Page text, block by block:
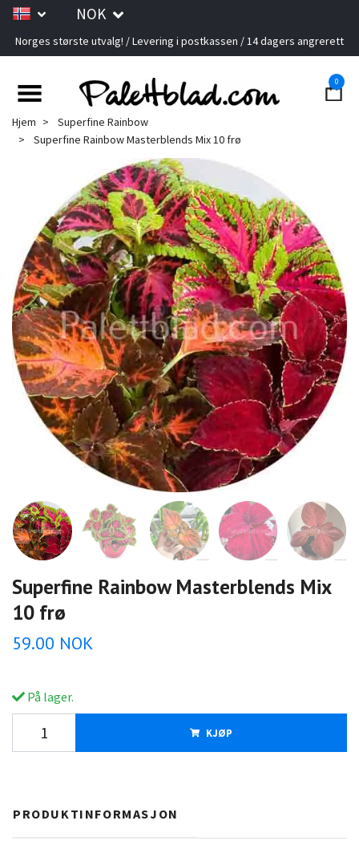
NOK
Norges største utvalg! / Levering i postkassen / 14 dagers angrerett
0
Hjem
Superfine Rainbow
Superfine Rainbow Masterblends Mix 10 frø
Superfine Rainbow Masterblends Mix
10 frø
59.00 NOK
På lager.
KJØP
PRODUKTINFORMASJON